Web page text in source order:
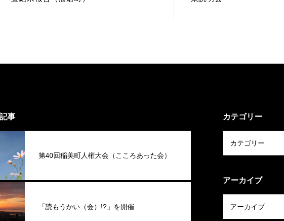
事
第40回稲美町人権大会（こころあった会）
「読もうかい（会）!?」を開催
カテゴリー
アーカイブ